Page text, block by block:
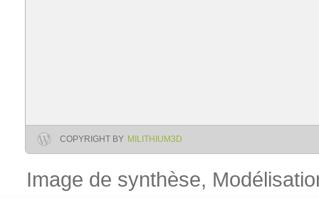
COPYRIGHT BY MILITHIUM3D
Image de synthèse,